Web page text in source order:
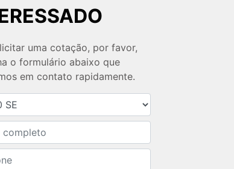
uma cotação, por favor,
o formulário abaixo que
em contato rapidamente.